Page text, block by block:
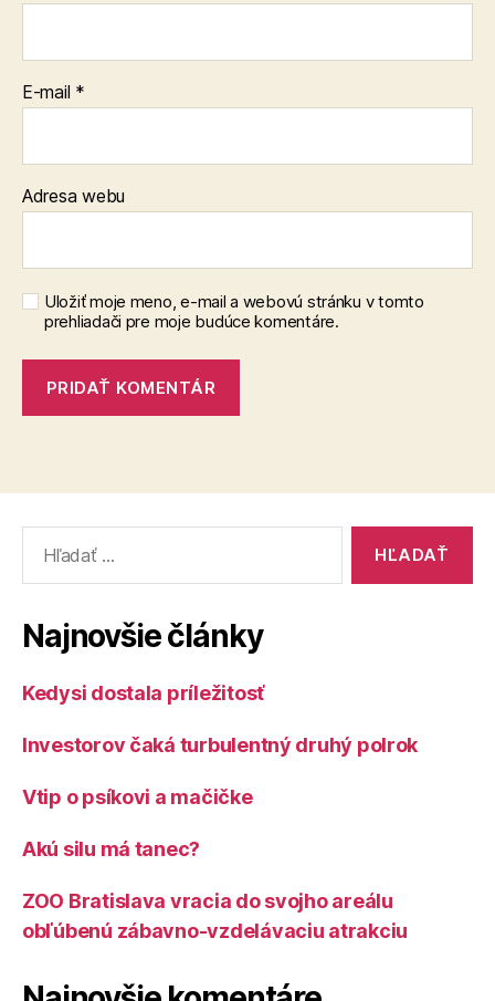
E-mail *
Adresa webu
Uložiť moje meno, e-mail a webovú stránku v tomto
prehliadači pre moje budúce komentáre.
Najnovšie články
Kedysi dostala príležitosť
Investorov čaká turbulentný druhý polrok
Vtip o psíkovi a mačičke
Akú silu má tanec?
ZOO Bratislava vracia do svojho areálu
obľúbenú zábavno-vzdelávaciu atrakciu